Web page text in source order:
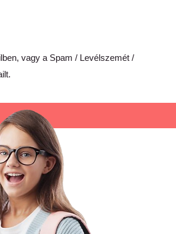
vagy a Spam / Levélszemét /
.